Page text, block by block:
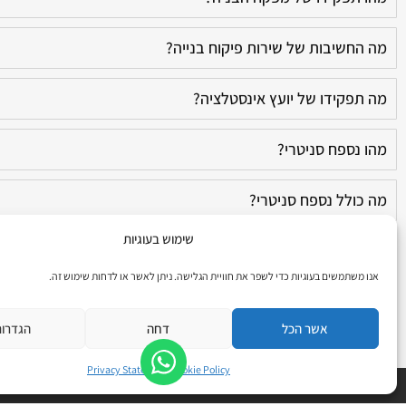
שימוש בעוגיות
אנו משתמשים בעוגיות כדי לשפר את חוויית הגלישה. ניתן לאשר או לדחות שימוש זה.
אשר הכל דחה
Cookie Policy
Privacy Statement
מה החשיבות של שירות פיקוח בנייה?
מה תפקידו של יועץ אינסטלציה?
מהו נספח סניטרי?
מה כולל נספח סניטרי?
מה החשיבות בבחירת קבלן אינסטלציה מורשה?